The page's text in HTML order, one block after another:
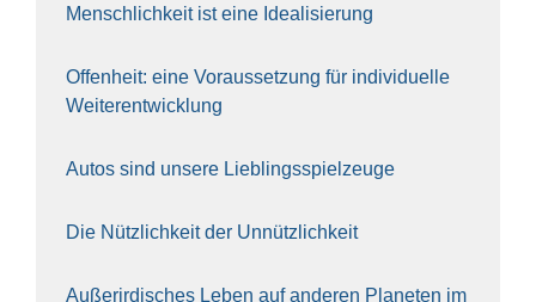
Mensch­lich­keit ist eine Idea­li­sie­rung
Offen­heit: eine Vor­aus­set­zung für indi­vi­du­el­le
Wei­ter­ent­wick­lung
Autos sind unse­re Lieb­lings­spiel­zeu­ge
Die Nütz­lich­keit der Unnütz­lich­keit
Außer­ir­di­sches Leben auf ande­ren Pla­ne­ten im